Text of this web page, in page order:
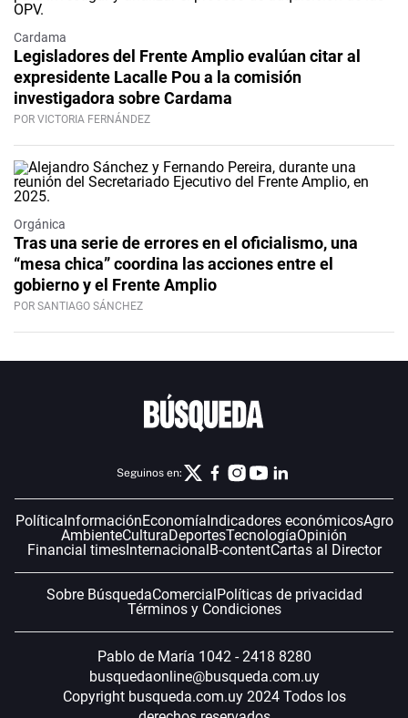
Cardama
Legisladores del Frente Amplio evalúan citar al
expresidente Lacalle Pou a la comisión
investigadora sobre Cardama
POR VICTORIA FERNÁNDEZ
Orgánica
Tras una serie de errores en el oficialismo, una
“mesa chica” coordina las acciones entre el
gobierno y el Frente Amplio
POR SANTIAGO SÁNCHEZ
Seguinos en:
PolíticaInformaciónEconomíaIndicadores económicosAgro
AmbienteCulturaDeportesTecnologíaOpinión
Financial timesInternacionalB-contentCartas al Director
Sobre BúsquedaComercialPolíticas de privacidad
Términos y Condiciones
Pablo de María 1042 - 2418 8280
busquedaonline@busqueda.com.uy
Copyright busqueda.com.uy 2024 Todos los